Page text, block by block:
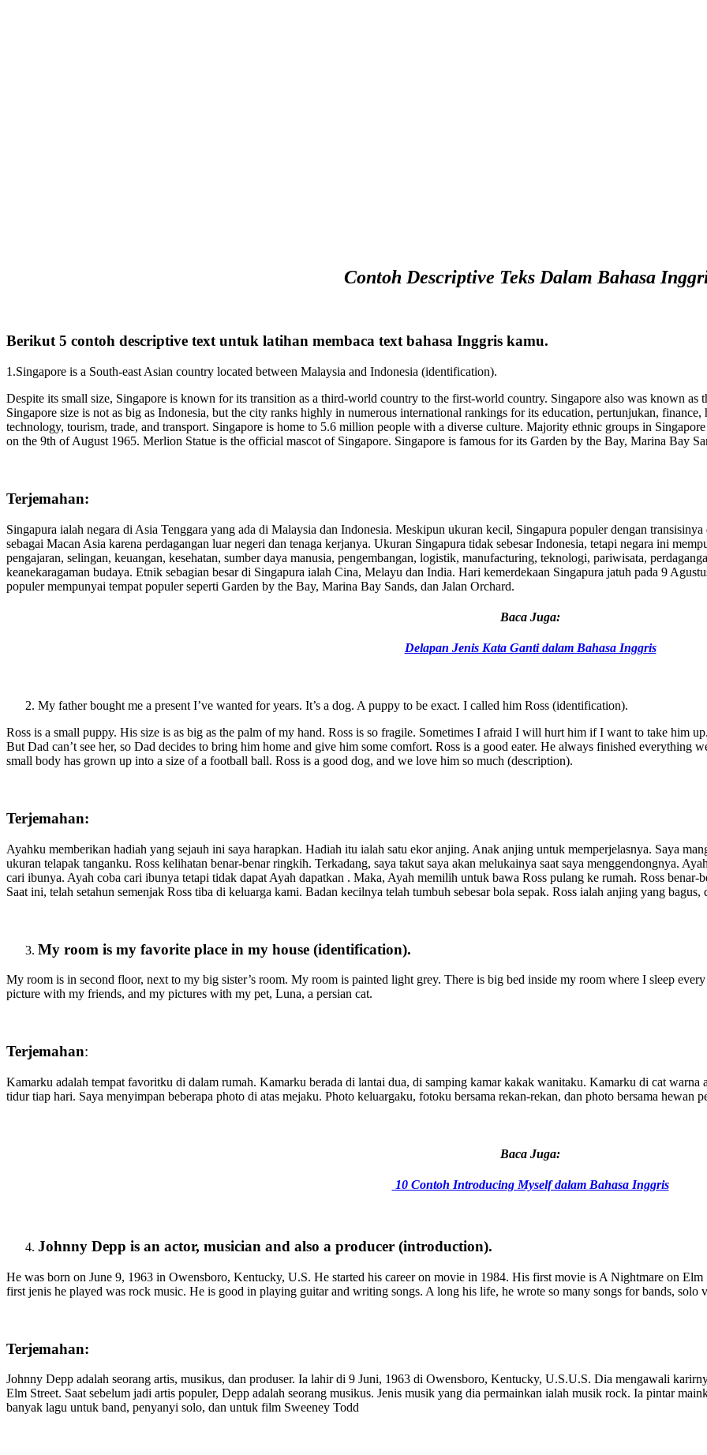
Contoh Descriptive Teks Dalam Bahasa
Berikut 5 contoh descriptive text untuk latihan membaca text bahasa Inggris kamu.
1.Singapore is a South-east Asian country located between Malaysia and Indonesia (identification).
Despite its small size, Singapore is known for its transition as a third-world country to the first-world country. Singapore also was known as
Singapore size is not as big as Indonesia, but the city ranks highly in numerous international rankings for its education, pertunjukan,
technology, tourism, trade, and transport. Singapore is home to 5.6 million people with a diverse culture. Majority ethnic groups in
on the 9th of August 1965. Merlion Statue is the official mascot of Singapore. Singapore is famous for its Garden by the Bay, Marina Bay
Terjemahan:
Singapura ialah negara di Asia Tenggara yang ada di Malaysia dan Indonesia. Meskipun ukuran kecil, Singapura populer dengan
sebagai Macan Asia karena perdagangan luar negeri dan tenaga kerjanya. Ukuran Singapura tidak sebesar Indonesia, tetapi negara ini
pengajaran, selingan, keuangan, kesehatan, sumber daya manusia, pengembangan, logistik, manufacturing, teknologi, pariwisata,
keanekaragaman budaya. Etnik sebagian besar di Singapura ialah Cina, Melayu dan India. Hari kemerdekaan Singapura jatuh pada 9
populer mempunyai tempat populer seperti Garden by the Bay, Marina Bay Sands, dan Jalan Orchard.
Baca Juga:
Delapan Jenis Kata Ganti dalam Bahasa Inggris
My father bought me a present I’ve wanted for years. It’s a dog. A puppy to be exact. I called him Ross (identification).
Ross is a small puppy. His size is as big as the palm of my hand. Ross is so fragile. Sometimes I afraid I will hurt him if I want to take him
But Dad can’t see her, so Dad decides to bring him home and give him some comfort. Ross is a good eater. He always finished everything
small body has grown up into a size of a football ball. Ross is a good dog, and we love him so much (description).
Terjemahan:
Ayahku memberikan hadiah yang sejauh ini saya harapkan. Hadiah itu ialah satu ekor anjing. Anak anjing untuk memperjelasnya. Saya
ukuran telapak tanganku. Ross kelihatan benar-benar ringkih. Terkadang, saya takut saya akan melukainya saat saya menggendongnya.
cari ibunya. Ayah coba cari ibunya tetapi tidak dapat Ayah dapatkan . Maka, Ayah memilih untuk bawa Ross pulang ke rumah. Ross benar-
Saat ini, telah setahun semenjak Ross tiba di keluarga kami. Badan kecilnya telah tumbuh sebesar bola sepak. Ross ialah anjing yang
My room is my favorite place in my house (identification).
My room is in second floor, next to my big sister’s room. My room is painted light grey. There is big bed inside my room where I sleep
picture with my friends, and my pictures with my pet, Luna, a persian cat.
Terjemahan:
Kamarku adalah tempat favoritku di dalam rumah. Kamarku berada di lantai dua, di samping kamar kakak wanitaku. Kamarku di cat warna
tidur tiap hari. Saya menyimpan beberapa photo di atas mejaku. Photo keluargaku, fotoku bersama rekan-rekan, dan photo bersama hewan
Baca Juga:
10 Contoh Introducing Myself dalam Bahasa Inggris
Johnny Depp is an actor, musician and also a producer (introduction).
He was born on June 9, 1963 in Owensboro, Kentucky, U.S. He started his career on movie in 1984. His first movie is A Nightmare on Elm
first jenis he played was rock music. He is good in playing guitar and writing songs. A long his life, he wrote so many songs for bands, solo
Terjemahan:
Johnny Depp adalah seorang artis, musikus, dan produser. Ia lahir di 9 Juni, 1963 di Owensboro, Kentucky, U.S.U.S. Dia mengawali
Elm Street. Saat sebelum jadi artis populer, Depp adalah seorang musikus. Jenis musik yang dia permainkan ialah musik rock. Ia pintar
banyak lagu untuk band, penyanyi solo, dan untuk film Sweeney Todd